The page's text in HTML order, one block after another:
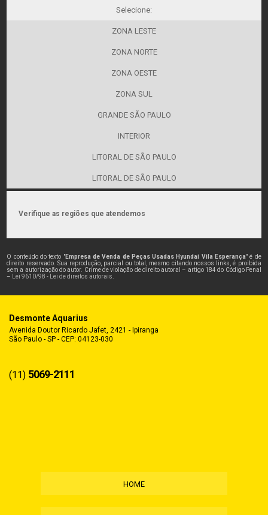
Selecione:
ZONA LESTE
ZONA NORTE
ZONA OESTE
ZONA SUL
GRANDE SÃO PAULO
INTERIOR
LITORAL DE SÃO PAULO
LITORAL DE SÃO PAULO
Verifique as regiões que atendemos
O conteúdo do texto "Empresa de Venda de Peças Usadas Hyundai Vila Esperança" é de
direito reservado. Sua reprodução, parcial ou total, mesmo citando nossos links, é proibida
sem a autorização do autor. Crime de violação de direito autoral – artigo 184 do Código Penal
–
Lei 9610/98 - Lei de direitos autorais
Desmonte Aquarius
Avenida Doutor Ricardo Jafet, 2421 - Ipiranga
São Paulo - SP - CEP: 04123-030
(11) 5069-2111
HOME